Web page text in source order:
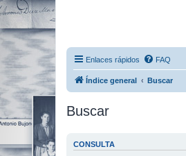
Enlaces rápidos FAQ
Índice general Buscar
Buscar
CONSULTA